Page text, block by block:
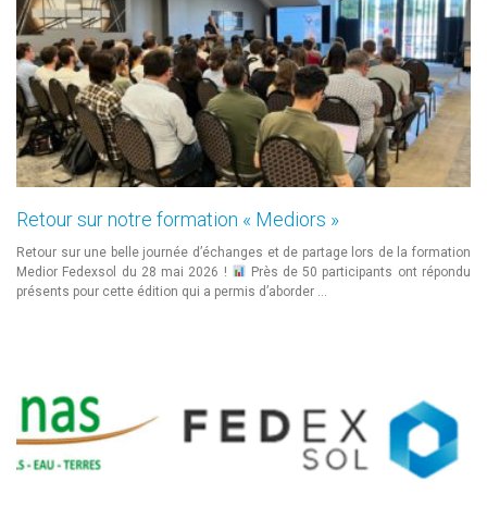
Retour sur notre formation « Mediors »
Retour sur une belle journée d’échanges et de partage lors de la formation
Medior Fedexsol du 28 mai 2026 !
Près de 50 participants ont répondu
présents pour cette édition qui a permis d’aborder …